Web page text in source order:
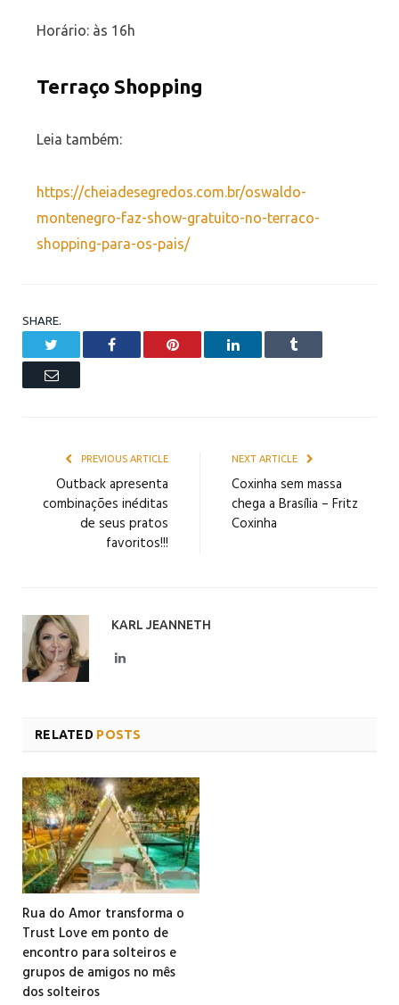
Horário: às 16h
Terraço Shopping
Leia também:
https://cheiadesegredos.com.br/oswaldo-
montenegro-faz-show-gratuito-no-terraco-
shopping-para-os-pais/
SHARE.
Facebook Pinterest LinkedIn Tumblr
Email
PREVIOUS ARTICLE
Outback apresenta
combinações inéditas
de seus pratos
favoritos!!!
NEXT ARTICLE
Coxinha sem massa
chega a Brasília – Fritz
Coxinha
KARL JEANNETH
LinkedIn
RELATED POSTS
Rua do Amor transforma o
Trust Love em ponto de
encontro para solteiros e
grupos de amigos no mês
dos solteiros